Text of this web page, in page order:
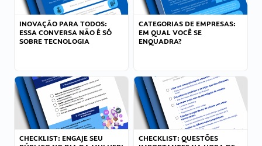
INOVAÇÃO PARA TODOS:
ESSA CONVERSA NÃO É SÓ
SOBRE TECNOLOGIA
CATEGORIAS DE EMPRESAS:
EM QUAL VOCÊ SE
ENQUADRA?
CHECKLIST: ENGAJE SEU
CHECKLIST: QUESTÕES